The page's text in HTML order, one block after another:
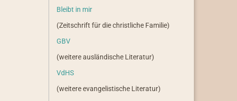
Bleibt in mir
(Zeitschrift für die christliche Familie)
GBV
(weitere ausländische Literatur)
VdHS
(weitere evangelistische Literatur)